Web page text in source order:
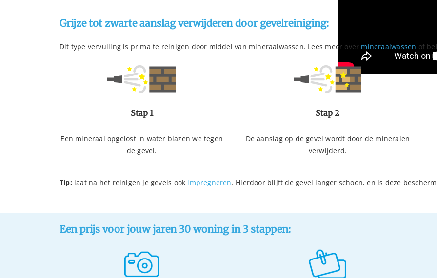
Grijze tot zwarte aanslag verwijderen door gevelreiniging:
Dit type vervuiling is prima te reinigen door middel van mineraalwassen. Lees meer over mineraalwassen of
Stap 1
Een mineraal opgelost in water blazen we tegen
de gevel.
Stap 2
De aanslag op de gevel wordt door de mineralen
verwijderd.
Tip: laat na het reinigen je gevels ook impregneren. Hierdoor blijft de gevel langer schoon, en is deze
Een prijs voor jouw jaren 30 woning in 3 stappen: